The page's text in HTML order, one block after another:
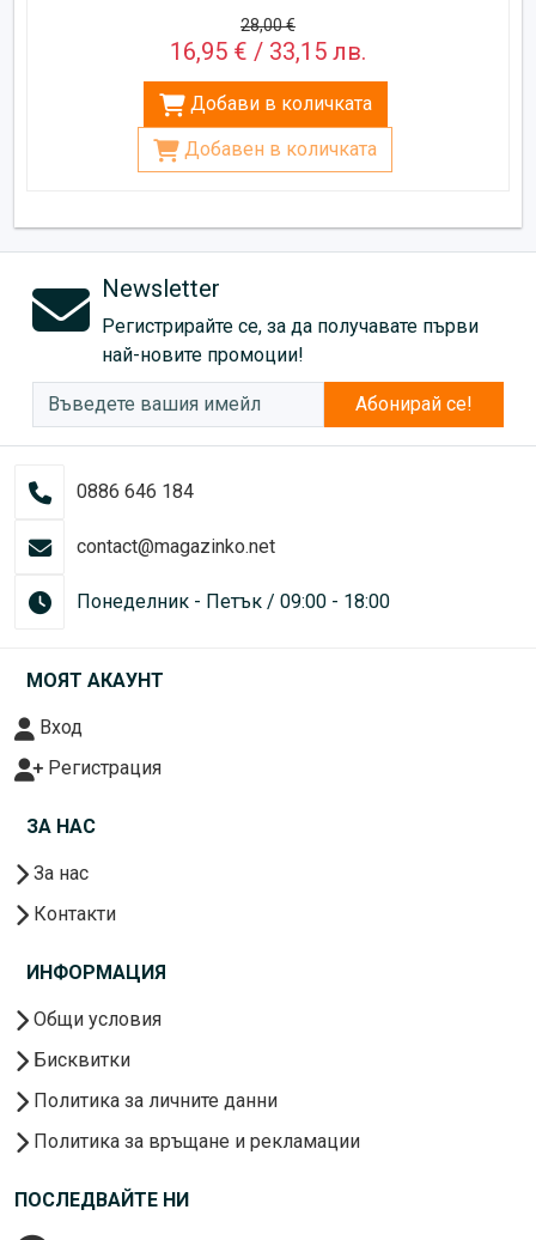
28,00 €
16,95 € / 33,15 лв.
Добави в количката
Добавен в количката
Newsletter
Регистрирайте се, за да получавате първи
най-новите промоции!
Абонирай се!
0886 646 184
contact@magazinko.net
Понеделник - Петък / 09:00 - 18:00
МОЯТ АКАУНТ
Вход
Регистрация
ЗА НАС
За нас
Контакти
ИНФОРМАЦИЯ
Общи условия
Бисквитки
Политика за личните данни
Политика за връщане и рекламации
ПОСЛЕДВАЙТЕ НИ